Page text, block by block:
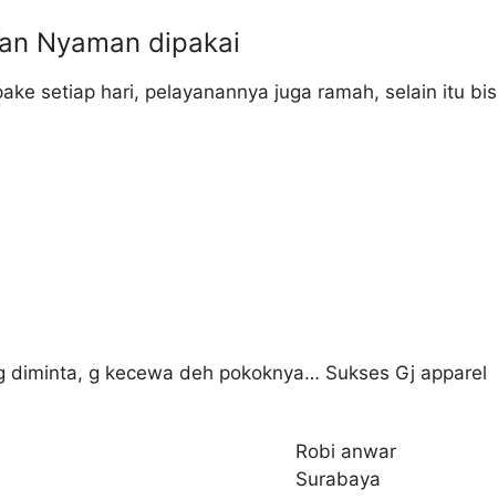
Nyaman dipakai
setiap hari, pelayanannya juga ramah, selain itu
g kecewa deh pokoknya… Sukses Gj apparel
Robi anwar
Surabaya